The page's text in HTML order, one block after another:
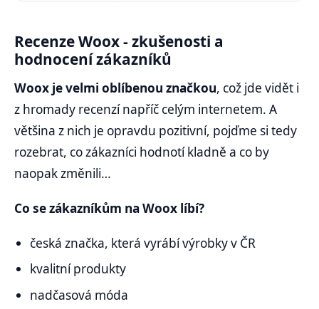
Recenze Woox - zkušenosti a
hodnocení zákazníků
Woox je velmi oblíbenou značkou, což jde vidět i
z hromady recenzí napříč celým internetem. A
většina z nich je opravdu pozitivní, pojďme si tedy
rozebrat, co zákazníci hodnotí kladně a co by
naopak změnili…
Co se zákazníkům na Woox líbí?
česká značka, která vyrábí výrobky v ČR
kvalitní produkty
nadčasová móda